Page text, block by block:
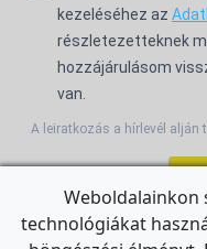
kezeléséhez az
részletezetteknek
hozzájárulásom
van.
A leiratkozás a hírlevél alján
For the English
Weboldalainkon
technológiákat